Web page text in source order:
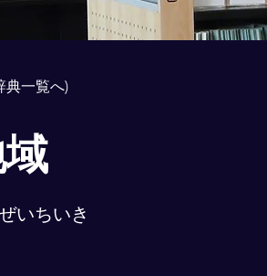
典一覧へ)
いちいき